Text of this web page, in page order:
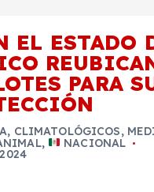
EL ESTADO
PARA
, CLIMATOLÓGICOS,
, NACIONAL